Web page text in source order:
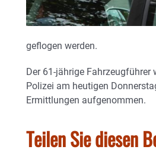
geflogen werden.
Der 61-jährige
Polizei am heutigen
Ermittlungen aufgenommen.
Teilen Sie diesen